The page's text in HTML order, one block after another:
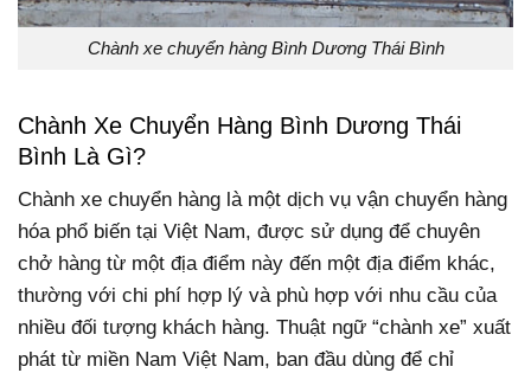
Chành xe chuyển hàng Bình Dương Thái Bình
Chành Xe Chuyển Hàng Bình Dương Thái
Bình Là Gì?
Chành xe chuyển hàng là một dịch vụ vận chuyển hàng
hóa phổ biến tại Việt Nam, được sử dụng để chuyên
chở hàng từ một địa điểm này đến một địa điểm khác,
thường với chi phí hợp lý và phù hợp với nhu cầu của
nhiều đối tượng khách hàng. Thuật ngữ “chành xe” xuất
phát từ miền Nam Việt Nam, ban đầu dùng để chỉ